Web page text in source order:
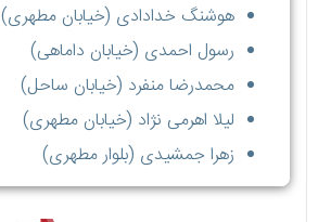
هوشنگ خدادادی (خیابان مطهری)
رسول احمدی (خیابان داماهی)
محمدرضا منفرد (خیابان ساحل)
لیلا اهرمی نژاد (خیابان مطهری)
زهرا جمشیدی (بلوار مطهری)